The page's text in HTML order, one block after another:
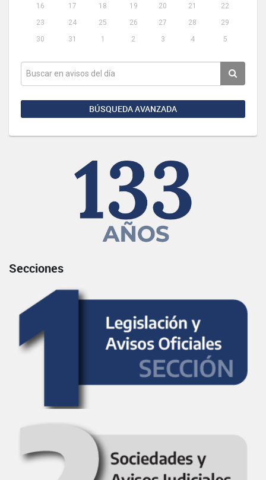
16
17 18 19 20 21
22
23
24 25 26 27 28
29
30
31 1 2 3 4 5
BÚSQUEDA AVANZADA
Secciones